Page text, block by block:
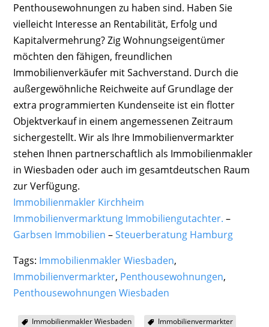
Penthousewohnungen zu haben sind. Haben Sie
vielleicht Interesse an Rentabilität, Erfolg und
Kapitalvermehrung? Zig Wohnungseigentümer
möchten den fähigen, freundlichen
Immobilienverkäufer mit Sachverstand. Durch die
außergewöhnliche Reichweite auf Grundlage der
extra programmierten Kundenseite ist ein flotter
Objektverkauf in einem angemessenen Zeitraum
sichergestellt. Wir als Ihre Immobilienvermarkter
stehen Ihnen partnerschaftlich als Immobilienmakler
in Wiesbaden oder auch im gesamtdeutschen Raum
zur Verfügung.
Immobilienmakler Kirchheim
Immobilienvermarktung Immobiliengutachter. –
Garbsen Immobilien –Steuerberatung Hamburg
Tags: Immobilienmakler Wiesbaden,
Immobilienvermarkter, Penthousewohnungen,
Penthousewohnungen Wiesbaden
Immobilienmakler Wiesbaden Immobilienvermarkter